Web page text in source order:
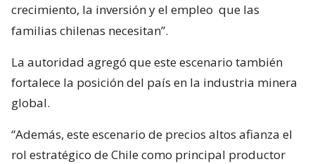
crecimiento, la inversión y el empleo que las
familias chilenas necesitan”.
La autoridad agregó que este escenario también
fortalece la posición del país en la industria minera
global.
“Además, este escenario de precios altos afianza el
rol estratégico de Chile como principal productor